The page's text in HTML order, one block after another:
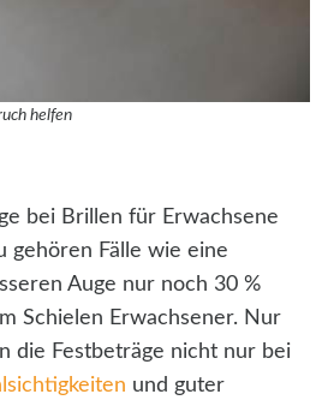
helfen
bei Brillen für Erwachsene
gehören Fälle wie eine
Auge nur noch 30 %
Schielen Erwachsener. Nur
die Festbeträge nicht nur bei
und guter